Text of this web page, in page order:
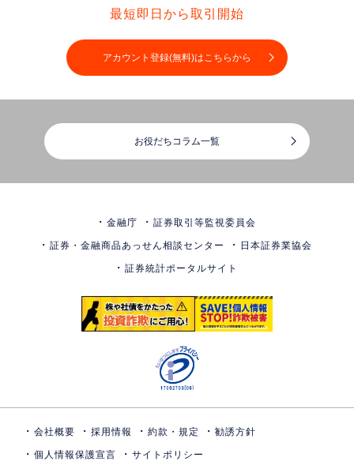
最短即日から取引開始
アカウント登録(無料)はこちらから
お役だちコラム一覧
金融庁 証券取引等監視委員会
証券・金融商品あっせん相談センター 日本証券業協会
証券統計ポータルサイト
会社概要 採用情報 約款・規定 勧誘方針
個人情報保護宣言 サイトポリシー